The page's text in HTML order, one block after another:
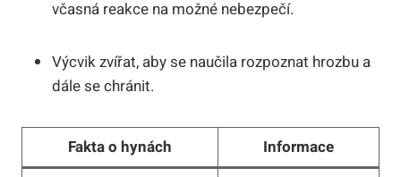
včasná reakce na možné nebezpečí.
Výcvik zvířat, aby se naučila rozpoznat hrozbu a
dále se chránit.
Fakta o hynách
Informace